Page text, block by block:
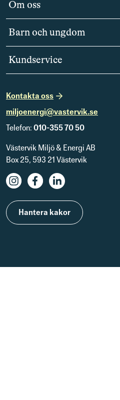
Om oss
Barn och ungdom
Kundservice
Kontakta oss
miljoenergi@vastervik.se
Telefon: 010-355 70 50
Västervik Miljö & Energi AB
Box 25, 593 21 Västervik
Hantera kakor